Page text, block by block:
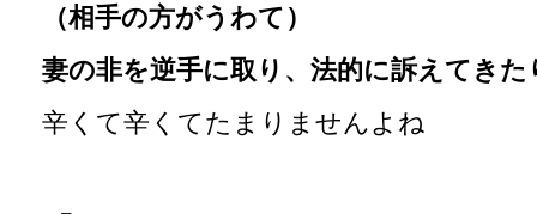
（相手の方がうわて）
妻の非を逆手に取り、法的に訴えてき
辛くて辛くてたまりませんよね